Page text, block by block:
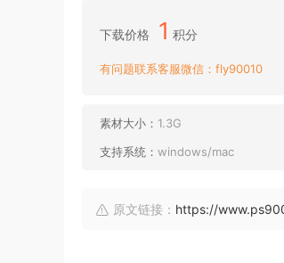
下载价格 1 积分
有问题联系客服微信：fly90010
素材大小： 1.3G
支持系统： windows/mac
原文链接： https://